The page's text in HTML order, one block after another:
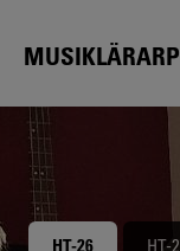
HT-26 HT-